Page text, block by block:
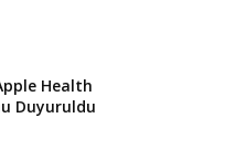
Health
Duyuruldu